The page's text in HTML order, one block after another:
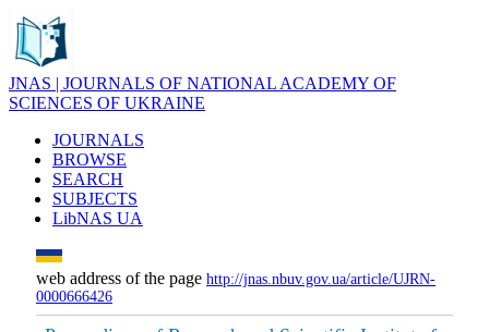
JNAS | JOURNALS OF NATIONAL ACADEMY OF
SCIENCES OF UKRAINE
JOURNALS
BROWSE
SEARCH
SUBJECTS
LibNAS UA
web address of the page http://jnas.nbuv.gov.ua/article/UJRN-
0000666426